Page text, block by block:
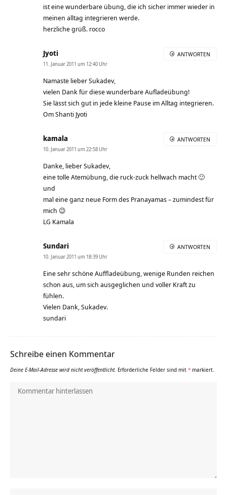
ist eine wunderbare übung, die ich sicher immer wieder in
meinen alltag integrieren werde.
herzliche grüß. rocco
Jyoti
11. Januar 2011 um 12:40 Uhr
Namaste lieber Sukadev,
vielen Dank für diese wunderbare Aufladeübung!
Sie lässt sich gut in jede kleine Pause im Alltag integrieren.
Om Shanti Jyoti
ANTWORTEN
kamala
10. Januar 2011 um 22:58 Uhr
Danke, lieber Sukadev,
eine tolle Atemübung, die ruck-zuck hellwach macht 🙂
und
mal eine ganz neue Form des Pranayamas – zumindest für
mich 😉
LG Kamala
ANTWORTEN
Sundari
10. Januar 2011 um 18:39 Uhr
Eine sehr schöne Auffladeübung, wenige Runden reichen
schon aus, um sich ausgeglichen und voller Kraft zu
fühlen.
Vielen Dank, Sukadev.
sundari
ANTWORTEN
Schreibe einen Kommentar
Deine E-Mail-Adresse wird nicht veröffentlicht. Erforderliche Felder sind mit * markiert.